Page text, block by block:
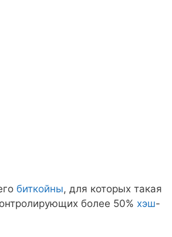
биткойны, для которых такая
более 50% хэш-